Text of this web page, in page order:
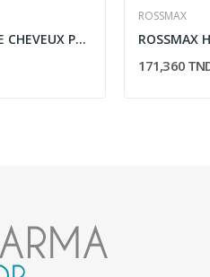
TORNADO SECHE CHEVEUX PROFESSIONNEL 2400W
ROSSMAX
171,360